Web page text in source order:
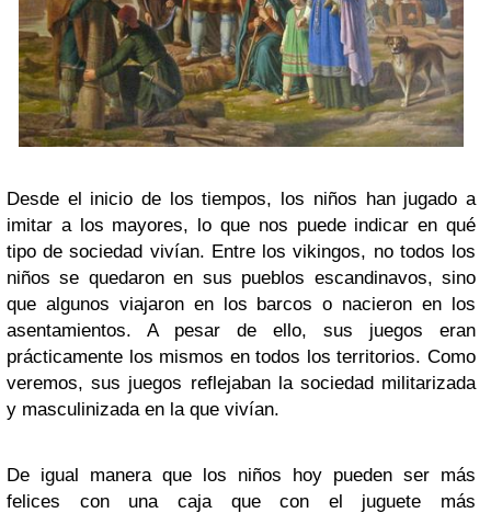
Desde el inicio de los tiempos, los niños han jugado a
imitar a los mayores, lo que nos puede indicar en qué
tipo de sociedad vivían. Entre los vikingos, no todos los
niños se quedaron en sus pueblos escandinavos, sino
que algunos viajaron en los barcos o nacieron en los
asentamientos. A pesar de ello, sus juegos eran
prácticamente los mismos en todos los territorios. Como
veremos, sus juegos reflejaban la sociedad militarizada
y masculinizada en la que vivían.
De igual manera que los niños hoy pueden ser más
felices con una caja que con el juguete más